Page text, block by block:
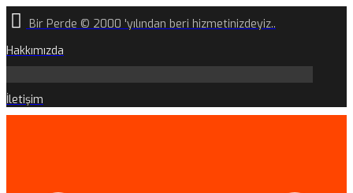
Bir Perde © 2000 'yılından beri hizmetinizdeyiz..
Hakkımızda
İletişim